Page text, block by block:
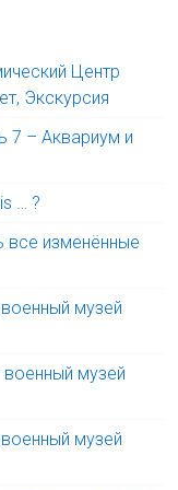
Центр
Экскурсия
7 – Аквариум и
… ?
все изменённые
музей
военный музей
музей